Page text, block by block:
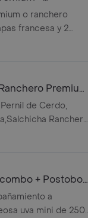
o ranchero
francesa y 2
elección. +
Premium
250 mlde Cerdo,
Ranchera,
Maduro, Maicitos y
+ Postobon
a
uva mini de 250